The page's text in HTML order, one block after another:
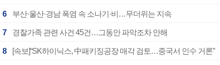
6 부산·울산·경남 폭염 속 소나기·비…무더위는 지속
7 경찰가족 관련 사건 45건…그동안 파악조차 안해
8 [속보]“SK하이닉스, 中패키징공장 매각 검토…중국서 인수 거론”